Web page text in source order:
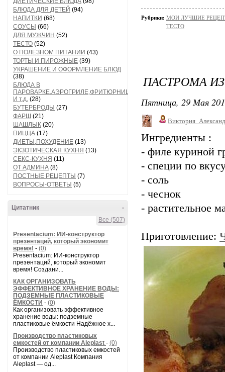
БЛЮДА ДЛЯ ДЕТЕЙ (94)
НАПИТКИ (68)
СОУСЫ (66)
ДЛЯ МУЖЧИН (52)
ТЕСТО (52)
О ПОЛЕЗНОМ ПИТАНИИ (43)
ТОРТЫ И ПИРОЖНЫЕ (39)
УКРАШЕНИЕ И ОФОРМЛЕНИЕ БЛЮД
(38)
БЛЮДА В
ПАРОВАРКЕ,АЭРОГРИЛЕ,ФРИТЮРНИЦЕ
И т.д. (28)
БУТЕРБРОДЫ (27)
ФАРШ (21)
ШАШЛЫК (20)
ПИЦЦА (17)
ДИЕТЫ,ПОХУДЕНИЕ (13)
ЭКЗОТИЧЕСКАЯ КУХНЯ (13)
СЕКС-КУХНЯ (11)
ОТ АДМИНА (8)
ПОСТНЫЕ РЕЦЕПТЫ (7)
ВОПРОСЫ-ОТВЕТЫ (5)
-
Цитатник
Все (507)
Presentacium: ИИ‑конструктор
презентаций, который экономит
время! - (0)
Presentacium: ИИ‑конструктор
презентаций, который экономит
время! Создани...
КАК ОРГАНИЗОВАТЬ
ЭФФЕКТИВНОЕ ХРАНЕНИЕ ВОДЫ:
ПОДЗЕМНЫЕ ПЛАСТИКОВЫЕ
ЁМКОСТИ - (0)
Как организовать эффективное
хранение воды: подземные
пластиковые ёмкости Надёжное х...
Производство пластиковых
емкостей от компании Aleplast - (0)
Производство пластиковых емкостей
от компании Aleplast Компания
Aleplast — од...
Рубрики: МОИ ЛУЧШИЕ
ТЕСТО
ПАСТРОМА
Пятница, 29 Мая
Ингредиенты :
- филе куриной
- специи по
- соль
- чеснок
- растительное
Приготовление: